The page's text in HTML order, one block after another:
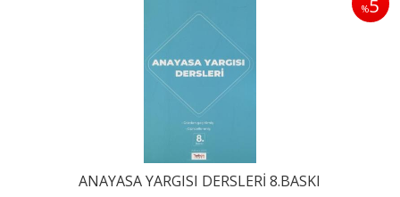
%5
ANAYASA YARGISI DERSLERİ 8.BASKI